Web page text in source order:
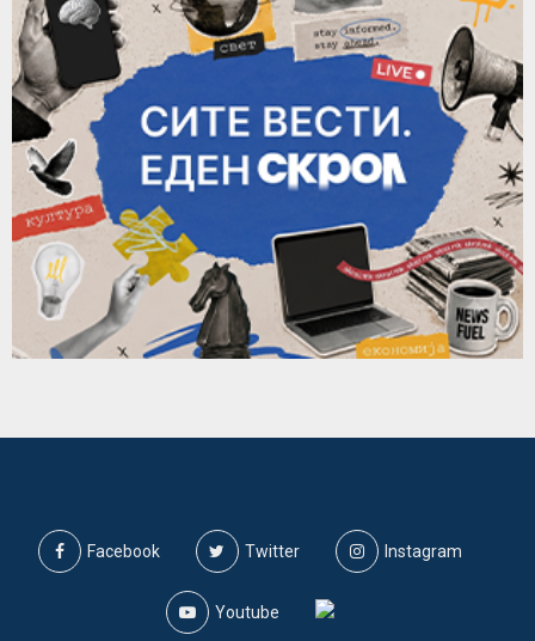
Facebook Twitter Instagram
Youtube